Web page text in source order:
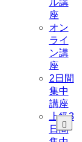
ル講
座
オン
ライ
ン講
座
2日間
集中
講座
上級3
日間